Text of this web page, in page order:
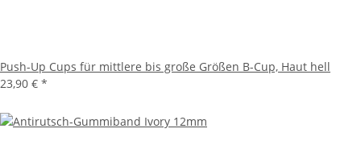
Push-Up Cups für mittlere bis große Größen B-Cup, Haut hell
23,90 € *